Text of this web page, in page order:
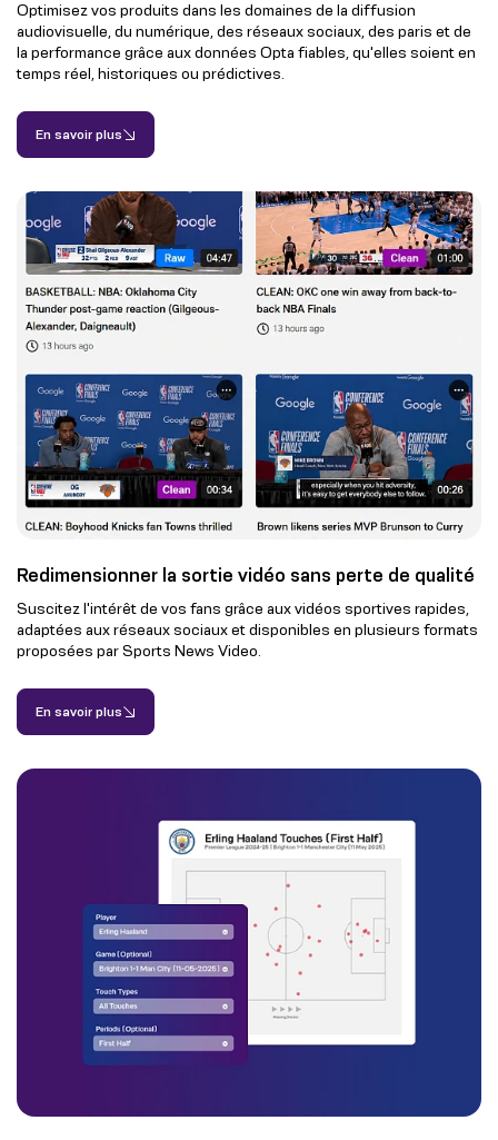
Optimisez vos produits dans les domaines de la diffusion
audiovisuelle, du numérique, des réseaux sociaux, des paris et de
la performance grâce aux données Opta fiables, qu'elles soient en
temps réel, historiques ou prédictives.
En savoir plus
Redimensionner la sortie vidéo sans perte de qualité
Suscitez l'intérêt de vos fans grâce aux vidéos sportives rapides,
adaptées aux réseaux sociaux et disponibles en plusieurs formats
proposées par Sports News Video.
En savoir plus